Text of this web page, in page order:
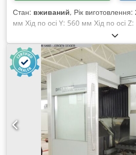
Стан: вживаний, Рік виготовлення:
мм Хід по осі Y: 560 мм Хід по осі
управління: Heidenhain iTNC 530
потужність: 13 кВт Вага верстата:
обробний центр DMG DECKEL
випуску: 2007 Система управління:
Ходи: X: 1350 мм Y: 560 мм
Тип кріплення інструменту: SK 40
входять до комплекту) Частота
Перфорована плита та затискні
комплекту.